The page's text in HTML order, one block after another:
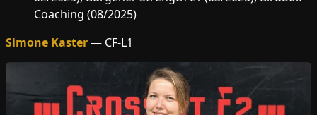
Coaching (08/2025)
Simone Kaster— CF-L1